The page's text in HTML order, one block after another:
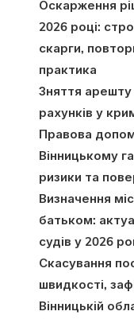
Оскарження
2026 році:
скарги,
практика
Зняття арешту
рахунків у
Правова
Вінницькому
ризики та
Визначення
батьком:
судів у 2026
Скасування
швидкості,
Вінницькій